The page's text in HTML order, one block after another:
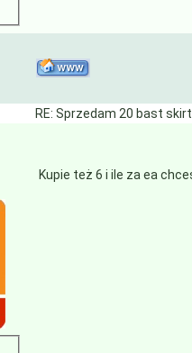
RE: Sprzedam 20 bast
Kupie też 6 i ile za ea